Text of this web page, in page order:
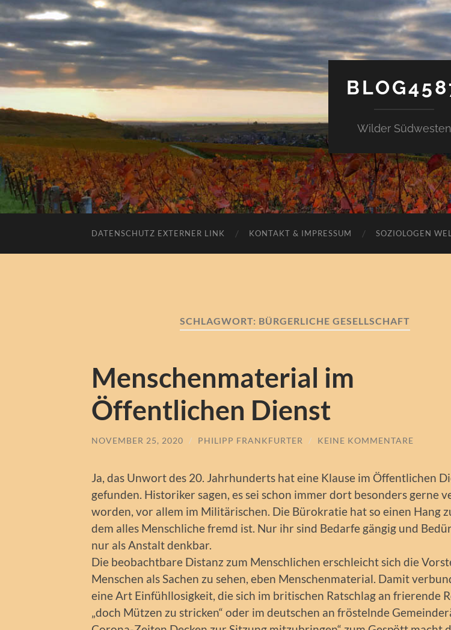
Wilder Südwesten
DATENSCHUTZ EXTERNER LINK KONTAKT & IMPRESSUM SOZIOLOGEN
SCHLAGWORT: BÜRGERLICHE GESELLSCHAFT
Menschenmaterial im
Öffentlichen Dienst
NOVEMBER 25, 2020 / PHILIPP FRANKFURTER / KEINE KOMMENTARE
Ja, das Unwort des 20. Jahrhunderts hat eine Klause im Öffentlichen
gefunden. Historiker sagen, es sei schon immer dort besonders gerne
worden, vor allem im Militärischen. Die Bürokratie hat so einen Hang
dem alles Menschliche fremd ist. Nur ihr sind Bedarfe gängig und
nur als Anstalt denkbar.
Die beobachtbare Distanz zum Menschlichen erschleicht sich die
Menschen als Sachen zu sehen, eben Menschenmaterial. Damit
eine Art Einfühllosigkeit, die sich im britischen Ratschlag an frierende
„doch Mützen zu stricken“ oder im deutschen an fröstelnde